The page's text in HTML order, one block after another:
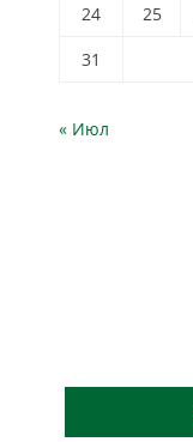
24
25
31
« Июл